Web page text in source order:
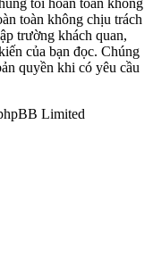
toàn không chịu trách
trường khách quan,
của bạn đọc. Chúng
quyền khi có yêu cầu
Limited